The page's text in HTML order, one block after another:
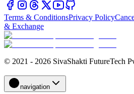
Terms & ConditionsPrivacy Policy
& Exchange
© 2021 - 2026 SivaShakti FutureTech
navigation